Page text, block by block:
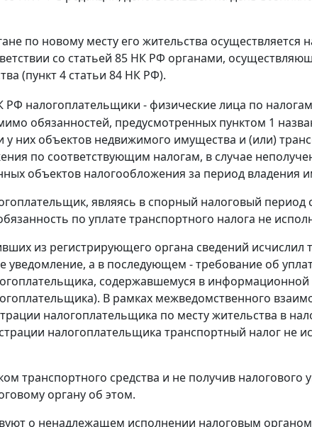
по новому месту его жительства осуществляется
со статьей 85 НК РФ органами,
(пункт 4 статьи 84 НК РФ).
РФ налогоплательщики - физические лица по
обязанностей, предусмотренных пунктом 1
них объектов недвижимого имущества и (или)
по соответствующим налогам, в случае
объектов налогообложения за период владения
являясь в спорный налоговый период
по уплате транспортного налога не
из регистрирующего органа сведений исчислил
уведомление, а в последующем - требование об
содержавшемуся в информационной
В рамках межведомственного
налогоплательщика по месту жительства в
налогоплательщика транспортный налог не
транспортного средства и не получив налогового
органу об этом.
о ненадлежащем исполнении налоговым